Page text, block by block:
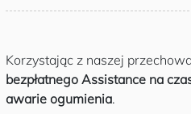
Korzystając z naszej
bezpłatnego Assistance na
awarie ogumienia.